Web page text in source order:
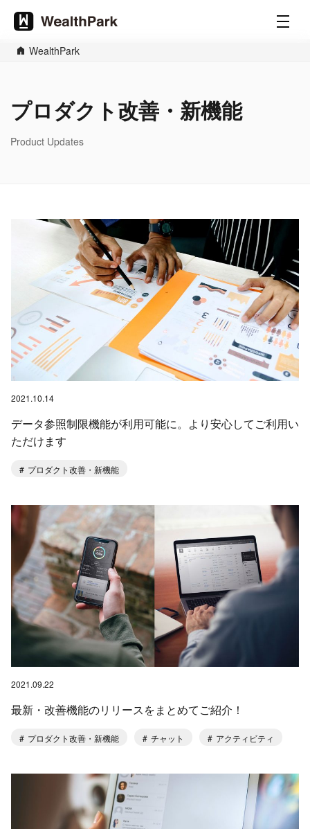
WealthPark
プロダクト改善・新機能
Product Updates
2021.10.14
データ参照制限機能が利用可能に。より安心してご利用い
ただけます
プロダクト改善・新機能
2021.09.22
最新・改善機能のリリースをまとめてご紹介！
プロダクト改善・新機能 チャット アクティビティ